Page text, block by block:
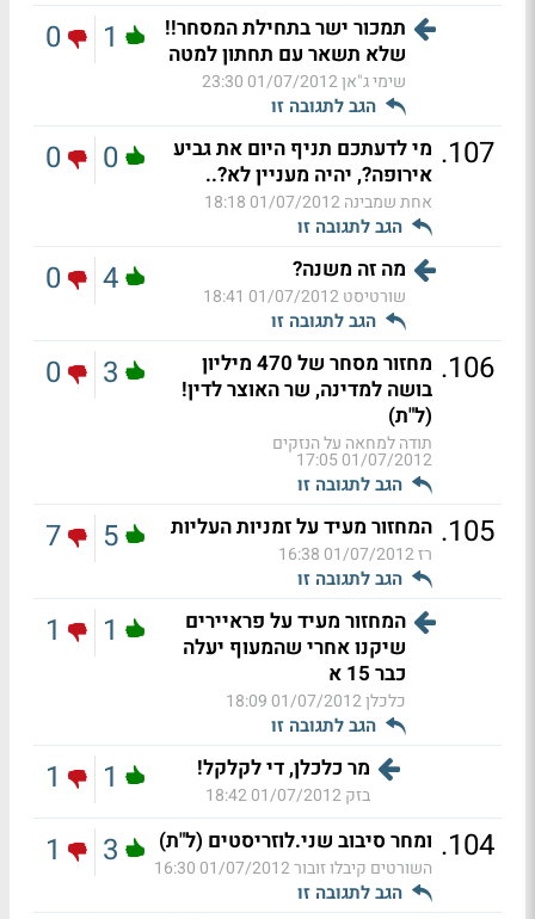
תמכור ישר בתחילת המסחר!!
שלא תשאר עם תחתון למטה
שימי ג"אן01/07/2012 23:30
הגב לתגובה זו
1
0
107
. מי לדעתכם תניף היום את גביע
אירופה?, יהיה מעניין לא?..
אחת שמבינה01/07/2012 18:18
הגב לתגובה זו
0
0
מה זה משנה?
שורטיסט01/07/2012 18:41
הגב לתגובה זו
4
0
106
.
מחזור מסחר של 470 מיליון
בושה למדינה, שר האוצר לדין!
(ל"ת)
תודה למחאה על הנזקים
01/07/2012 17:05
הגב לתגובה זו
3
0
105
. המחזור מעיד על זמניות העליות
רז01/07/2012 16:38
הגב לתגובה זו
5
7
המחזור מעיד על פראיירים
שיקנו אחרי שהמעוף יעלה
כבר 15 א
כלכלן01/07/2012 18:09
הגב לתגובה זו
1
1
מר כלכלן, די לקלקל!
בזק01/07/2012 18:42
1
1
104
. ומחר סיבוב שני.לוזריסטים (ל"ת)
השורטים קיבלו זובור01/07/2012 16:30
הגב לתגובה זו
3
1